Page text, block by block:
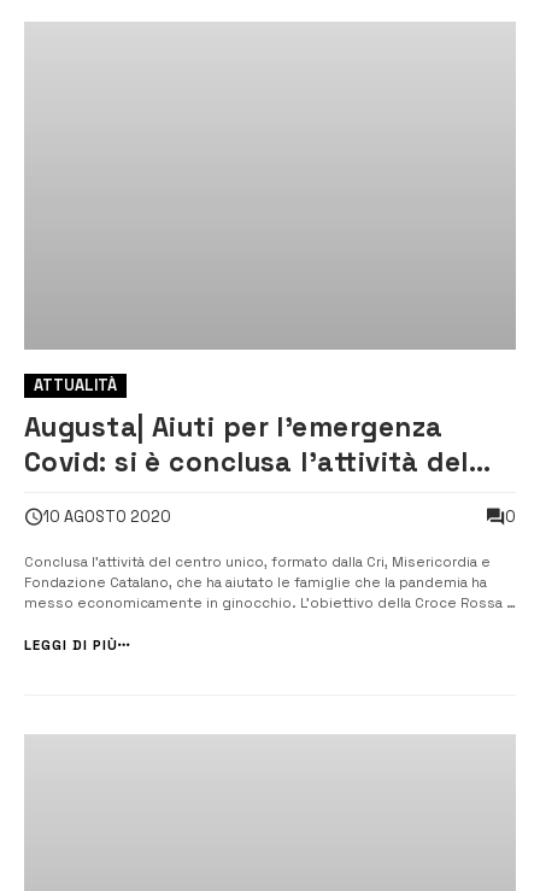
ATTUALITÀ
Augusta| Aiuti per l’emergenza
Covid: si è conclusa l’attività del
10 AGOSTO 2020 0
Conclusa l’attività del centro unico, formato dalla Cri, Misericordia e
Fondazione Catalano, che ha aiutato le famiglie che la pandemia ha
messo economicamente in ginocchio. L’obiettivo della Croce Rossa è
settimana l’ attività di sinergia che ha visto in ques...
LEGGI DI PIÙ